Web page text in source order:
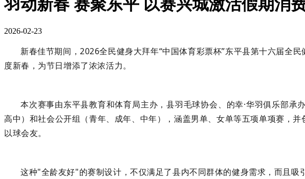
羽动新春 赛聚东平 以赛兴城激活假期消
2026-02-23
新春佳节期间，2026全民健身大拜年“中国体育彩票杯”东平县第十六届全
度新春，为节日增添了浓浓活力。
本次赛事由东平县教育和体育局主办，县羽毛球协会、的幸·华羽俱乐部承
高中）和社会公开组（青年、成年、中年），涵盖男单、女单等五项单项赛，
以球会友。
这种"全龄友好"的赛制设计，不仅满足了县内不同群体的健身需求， 而且吸